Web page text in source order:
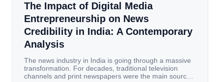
The Impact of Digital Media
Entrepreneurship on News
Credibility in India: A Contemporary
Analysis
The news industry in India is going through a massive
transformation. For decades, traditional television
channels and print newspapers were the main sources